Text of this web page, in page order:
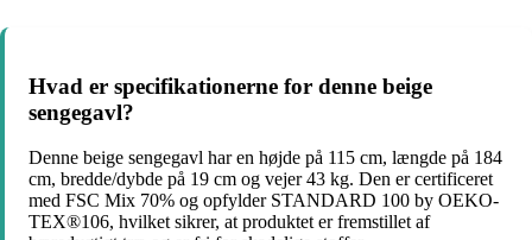
Hvad er specifikationerne for denne beige
sengegavl?
Denne beige sengegavl har en højde på 115 cm, længde på 184
cm, bredde/dybde på 19 cm og vejer 43 kg. Den er certificeret
med FSC Mix 70% og opfylder STANDARD 100 by OEKO-
TEX®106, hvilket sikrer, at produktet er fremstillet af